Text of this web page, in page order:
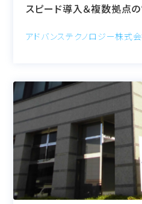
スピード導入＆複数拠点
アドバンステクノロジー株式